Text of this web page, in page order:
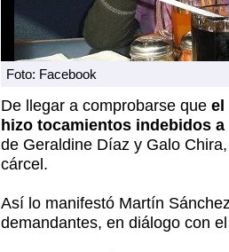
Foto: Facebook
De llegar a comprobarse que el
hizo tocamientos indebidos
de Geraldine Díaz y Galo
cárcel.
Así lo manifestó Martín
demandantes, en diálogo con